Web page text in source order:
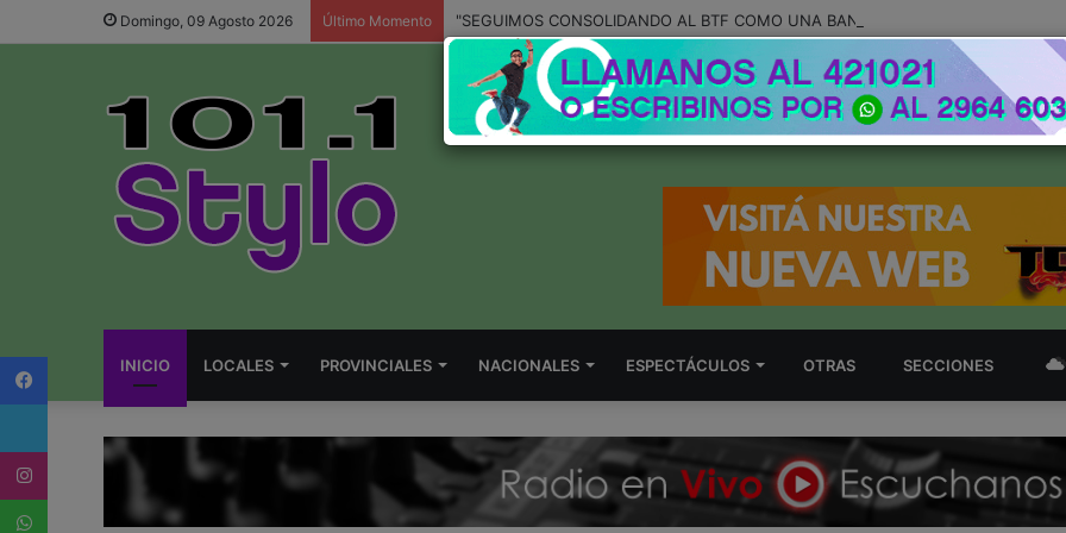
Domingo, 09 Agosto 2026 Último Momento
INICIO LOCALES PROVINCIALES NACIONALES ESPECTÁCULOS OTRAS SECCIONES
Twitter
Instagram